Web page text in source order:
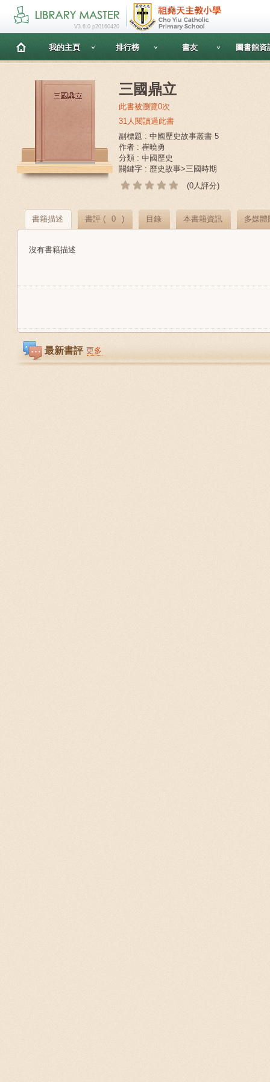
V3.6.0 p20160420
我的主頁 排行榜 書友 圖書館資
三國鼎立
此書被瀏覽0次
31人閱讀過此書
副標題 : 中國歷史故事叢書 5
作者 : 崔曉勇
分類 : 中國歷史
關鍵字 : 歷史故事>三國時期
(0人評分)
書籍描述 書評 ( 0 ) 目錄 本書籍資訊 多媒體
沒有書籍描述
最新書評 更多